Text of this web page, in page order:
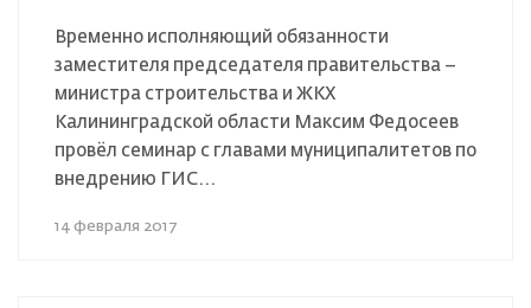
Временно исполняющий обязанности
заместителя председателя правительства –
министра строительства и ЖКХ
Калининградской области Максим Федосеев
провёл семинар с главами муниципалитетов по
внедрению ГИС...
14 февраля 2017